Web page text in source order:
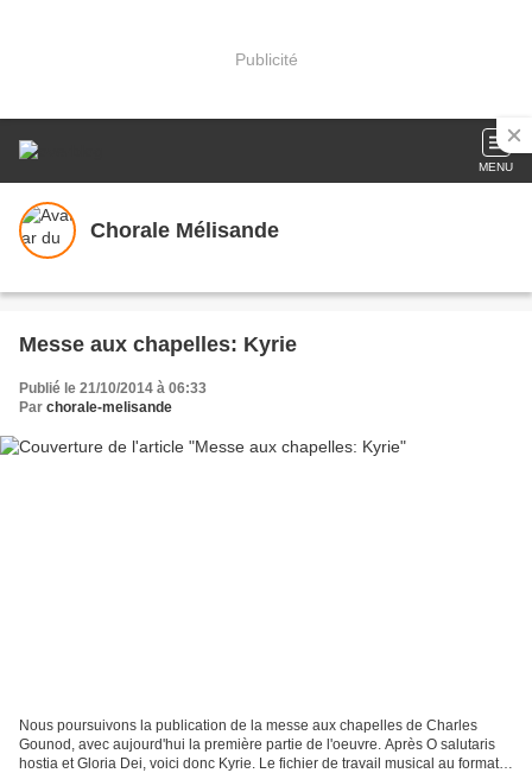
Publicité
MENU
Chorale Mélisande
Messe aux chapelles: Kyrie
Publié le 21/10/2014 à 06:33
Par chorale-melisande
Nous poursuivons la publication de la messe aux chapelles de Charles
Gounod, avec aujourd'hui la première partie de l'oeuvre. Après O salutaris
hostia et Gloria Dei, voici donc Kyrie. Le fichier de travail musical au format